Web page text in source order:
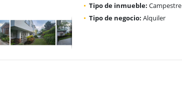
Tipo de inmueble: Campestre
Tipo de negocio: Alquiler